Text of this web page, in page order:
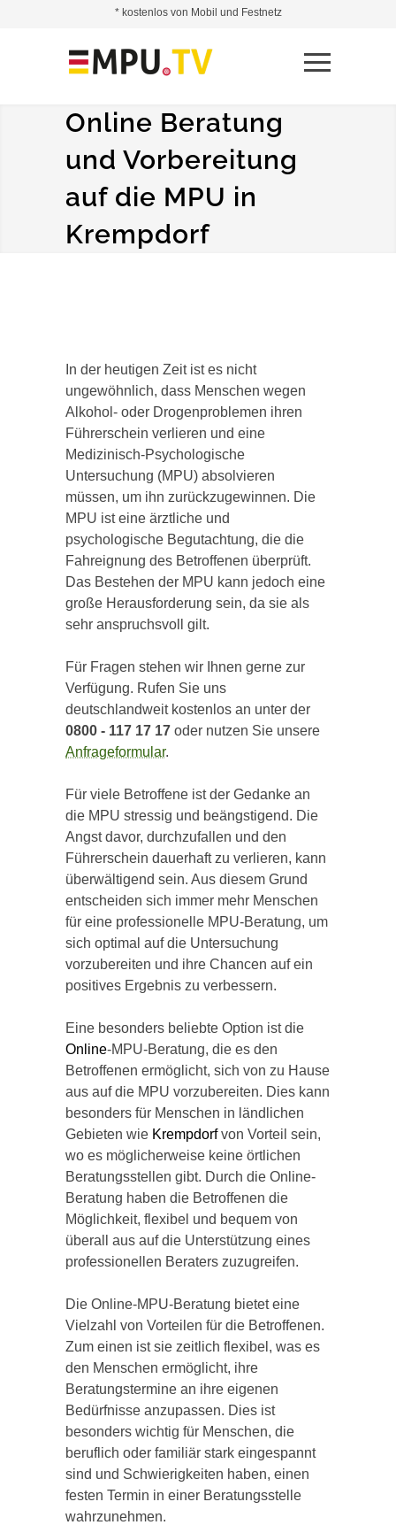
Online Beratung
und Vorbereitung
auf die MPU in
Krempdorf
In der heutigen Zeit ist es nicht
ungewöhnlich, dass Menschen wegen
Alkohol- oder Drogenproblemen ihren
Führerschein verlieren und eine
Medizinisch-Psychologische
Untersuchung (MPU) absolvieren
müssen, um ihn zurückzugewinnen. Die
MPU ist eine ärztliche und
psychologische Begutachtung, die die
Fahreignung des Betroffenen überprüft.
Das Bestehen der MPU kann jedoch eine
große Herausforderung sein, da sie als
sehr anspruchsvoll gilt.
Für Fragen stehen wir Ihnen gerne zur
Verfügung. Rufen Sie uns
deutschlandweit kostenlos an unter der
0800 - 117 17 17 oder nutzen Sie unsere
Anfrageformular.
Für viele Betroffene ist der Gedanke an
die MPU stressig und beängstigend. Die
Angst davor, durchzufallen und den
Führerschein dauerhaft zu verlieren, kann
überwältigend sein. Aus diesem Grund
entscheiden sich immer mehr Menschen
für eine professionelle MPU-Beratung, um
sich optimal auf die Untersuchung
vorzubereiten und ihre Chancen auf ein
positives Ergebnis zu verbessern.
Eine besonders beliebte Option ist die
Online-MPU-Beratung, die es den
Betroffenen ermöglicht, sich von zu Hause
aus auf die MPU vorzubereiten. Dies kann
besonders für Menschen in ländlichen
Gebieten wie Krempdorfvon Vorteil sein,
wo es möglicherweise keine örtlichen
Beratungsstellen gibt. Durch die Online-
Beratung haben die Betroffenen die
Möglichkeit, flexibel und bequem von
überall aus auf die Unterstützung eines
professionellen Beraters zuzugreifen.
Die Online-MPU-Beratung bietet eine
Vielzahl von Vorteilen für die Betroffenen.
Zum einen ist sie zeitlich flexibel, was es
den Menschen ermöglicht, ihre
Beratungstermine an ihre eigenen
Bedürfnisse anzupassen. Dies ist
besonders wichtig für Menschen, die
beruflich oder familiär stark eingespannt
sind und Schwierigkeiten haben, einen
festen Termin in einer Beratungsstelle
wahrzunehmen.
* kostenlos von Mobil und Festnetz